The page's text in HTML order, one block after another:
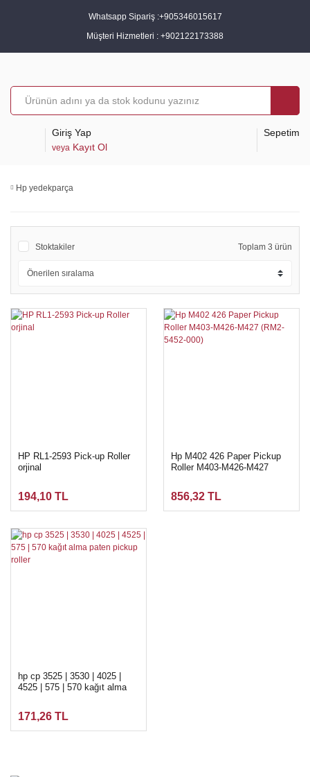
Whatsapp Sipariş :+905346015617
Müşteri Hizmetleri : +902122173388
Giriş Yap
veya Kayıt Ol
Sepetim
Hp yedekparça
Stoktakiler Toplam 3 ürün
HP RL1-2593 Pick-up Roller
orjinal
194,10 TL
Hp M402 426 Paper Pickup
Roller M403-M426-M427
856,32 TL
hp cp 3525 | 3530 | 4025 |
4525 | 575 | 570 kağıt alma
171,26 TL